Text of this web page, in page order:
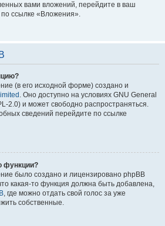
вами вложений, перейдите в ваш
ссылке «Вложения».
(в его исходной форме) создано и
. Оно доступно на условиях GNU General
2.0) и может свободно распространяться.
сведений перейдите по ссылке
функции?
было создано и лицензировано phpBB
какая-то функция должна быть добавлена,
, где можно отдать свой голос за уже
собственные.